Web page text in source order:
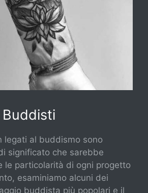
legati al buddismo sono
significato che sarebbe
le particolarità di ogni progetto
esaminiamo alcuni dei
buddista più popolari e il